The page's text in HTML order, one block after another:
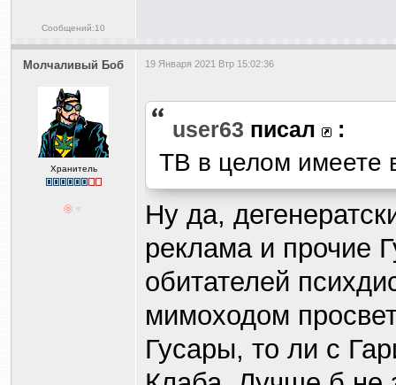
Сообщений:10
Молчаливый Боб
Хранитель
19 Января 2021 Втр 15:02:36
user63 писал :
ТВ в целом имеете
Ну да,
реклама и прочие
обитателей
мимоходом
Гусары, то ли с